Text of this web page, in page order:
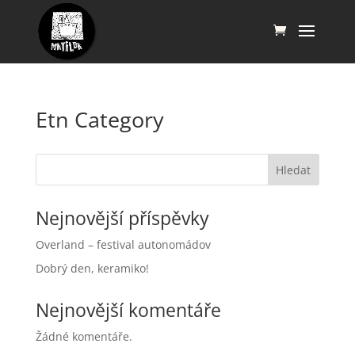
Etn Category
Hledat
Nejnovější příspěvky
Overland – festival autonomádov
Dobrý den, keramiko!
Nejnovější komentáře
Žádné komentáře.